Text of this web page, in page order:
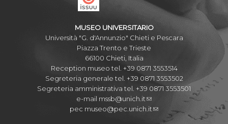
MUSEO UNIVERSITARIO
Università "G. d'Annunzio" Chieti e Pescara
Piazza Trento e Trieste
66100 Chieti, Italia
Reception museo tel. +39 0871 3553514
Segreteria generale tel. +39 0871 3553502
Segreteria amministrativa tel. +39 0871 3553501
e-mail mssb@unich.it
pec museo@pec.unich.it